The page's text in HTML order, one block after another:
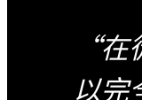
在
以完